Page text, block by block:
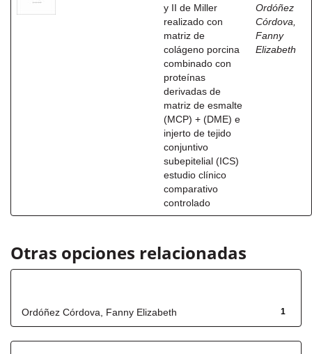
y II de Miller
realizado con
matriz de
colágeno porcina
combinado con
proteínas
derivadas de
matriz de esmalte
(MCP) + (DME) e
injerto de tejido
conjuntivo
subepitelial (ICS)
estudio clínico
comparativo
controlado
Ordóñez
Córdova,
Fanny
Elizabeth
Otras opciones relacionadas
1
Ordóñez Córdova, Fanny Elizabeth